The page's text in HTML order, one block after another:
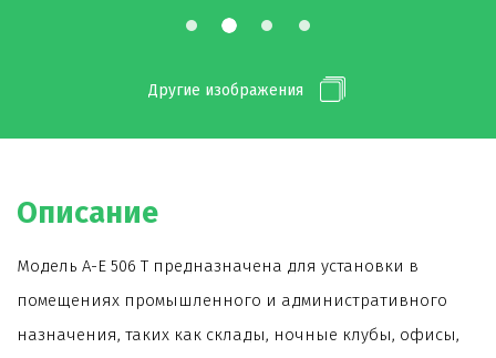
Другие изображения
Описание
Модель A-E 506 T предназначена для установки в
помещениях промышленного и административного
назначения, таких как склады, ночные клубы, офисы,